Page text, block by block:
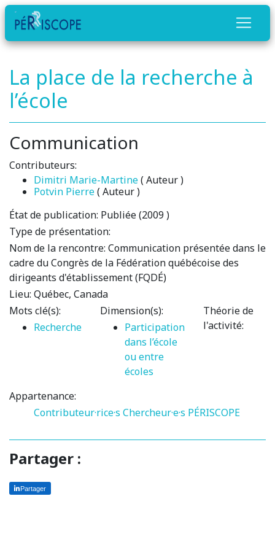
La place de la recherche à
l’école
Communication
Contributeurs:
Dimitri Marie-Martine( Auteur )
Potvin Pierre( Auteur )
État de publication: Publiée (2009 )
Type de présentation:
Nom de la rencontre: Communication présentée dans le
cadre du Congrès de la Fédération québécoise des
dirigeants d'établissement (FQDÉ)
Lieu: Québec, Canada
Mots clé(s):
Recherche
Dimension(s):
Participation
dans l’école
ou entre
écoles
Théorie de
l'activité:
Appartenance:
Contributeur·rice·s Chercheur·e·s PÉRISCOPE
Partager :
Partager